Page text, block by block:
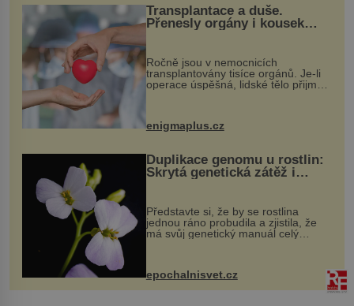
Transplantace a duše.
Přenesly orgány i kousek
Ročně jsou v nemocnicích
transplantovány tisíce orgánů. Je-li
operace úspěšná, lidské tělo přijme
enigmaplus.cz
Duplikace genomu u rostlin:
Skrytá genetická zátěž i
Představte si, že by se rostlina
jednou ráno probudila a zjistila, že
má svůj genetický manuál celý
vstupenka...
epochalnisvet.cz